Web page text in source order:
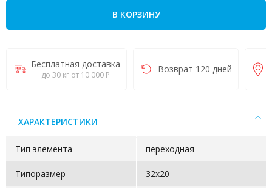
В КОРЗИНУ
Бесплатная доставка
до 30 кг от 10 000 Р
Возврат 120 дней
ХАРАКТЕРИСТИКИ
Тип элемента переходная
Типоразмер 32x20